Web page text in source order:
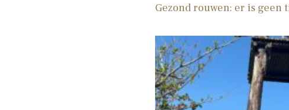
Gezond rouwen: er is geen